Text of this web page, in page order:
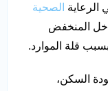
الرعاية الصحية
المنخفض
قلة الموارد.
السكن،